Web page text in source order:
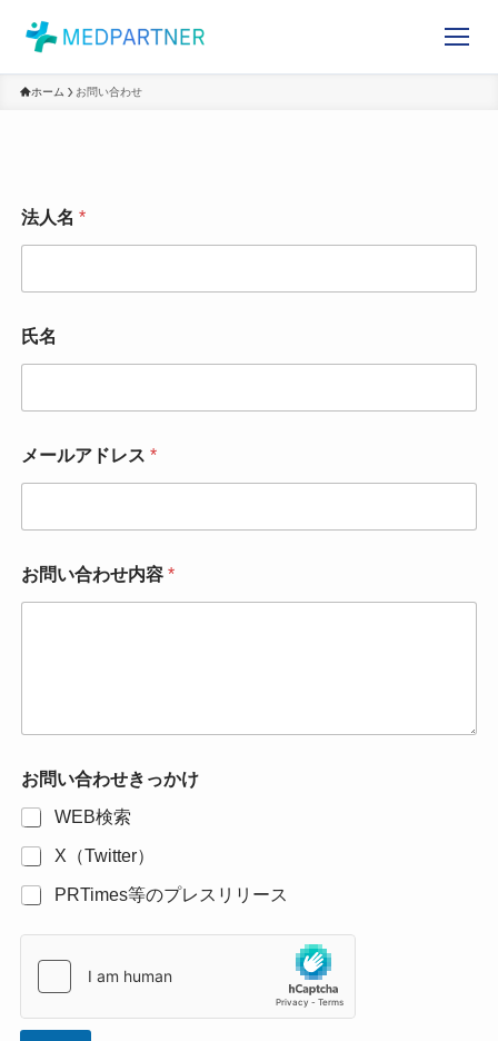
ホーム お問い合わせ
法人名 *
氏名
メールアドレス *
メ
ー
お問い合わせ内容 *
お問い合わせきっかけ
WEB検索
X（Twitter）
PRTimes等のプレスリリース